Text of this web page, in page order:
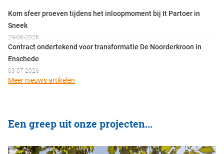
Kom sfeer proeven tijdens het inloopmoment bij It Partoer in
Sneek
29-06-2026
Contract ondertekend voor transformatie De Noorderkroon in
Enschede
03-07-2026
Meer nieuws artikelen
Een greep uit onze projecten...